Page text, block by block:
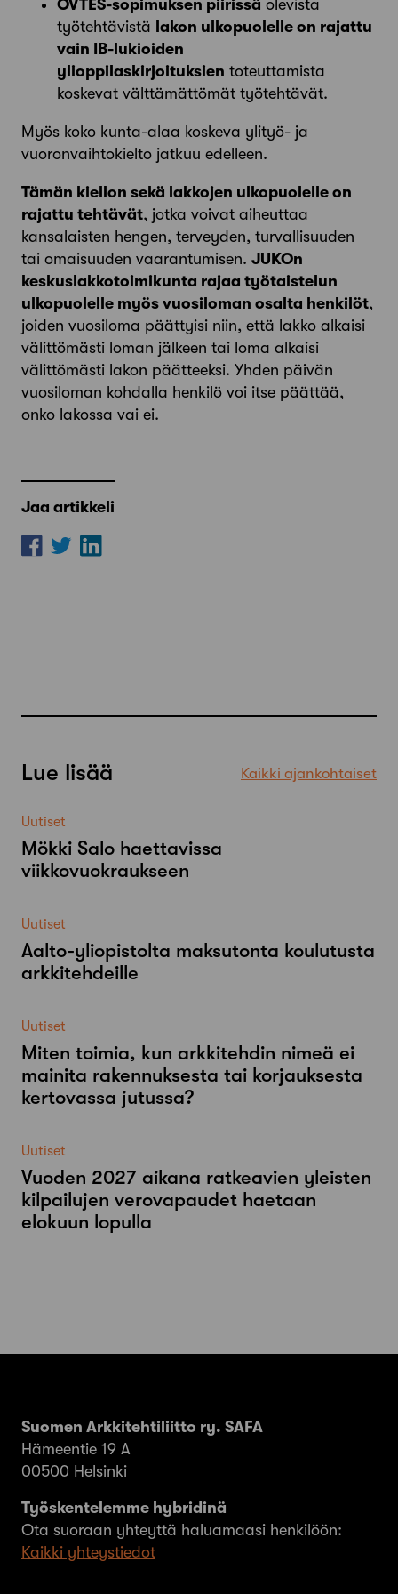
OVTES-sopimuksen piirissä olevista
työtehtävistä lakon ulkopuolelle on rajattu
vain IB-lukioiden
ylioppilaskirjoituksien toteuttamista
koskevat välttämättömät työtehtävät.
Myös koko kunta-alaa koskeva ylityö- ja
vuoronvaihtokielto jatkuu edelleen.
Tämän kiellon sekä lakkojen ulkopuolelle on
rajattu tehtävät, jotka voivat aiheuttaa
kansalaisten hengen, terveyden, turvallisuuden
tai omaisuuden vaarantumisen. JUKOn
keskuslakkotoimikunta rajaa työtaistelun
ulkopuolelle myös vuosiloman osalta henkilöt,
joiden vuosiloma päättyisi niin, että lakko alkaisi
välittömästi loman jälkeen tai loma alkaisi
välittömästi lakon päätteeksi. Yhden päivän
vuosiloman kohdalla henkilö voi itse päättää,
onko lakossa vai ei.
Jaa artikkeli
Lue lisää Kaikki ajankohtaiset
Uutiset
Mökki Salo haettavissa
viikkovuokraukseen
Uutiset
Aalto-​yliopistolta maksutonta koulutusta
arkkitehdeille
Uutiset
Miten toimia, kun arkkitehdin nimeä ei
mainita rakennuksesta tai korjauksesta
kertovassa jutussa?
Uutiset
Vuoden 2027 aikana ratkeavien yleisten
kilpailujen verovapaudet haetaan
elokuun lopulla
Suomen Arkkitehtiliitto ry. SAFA
Hämeentie 19 A
00500 Helsinki
Työskentelemme hybridinä
Ota suoraan yhteyttä haluamaasi henkilöön:
Kaikki yhteystiedot